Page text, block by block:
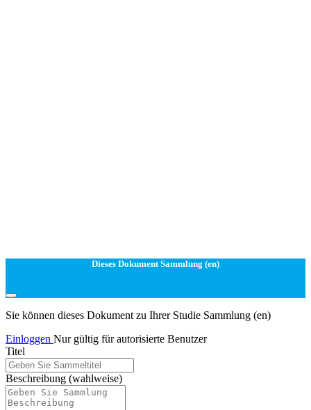
Dieses Dokument Sammlung (en)
Sie können dieses Dokument zu Ihrer Studie Sammlung (en)
Einloggen Nur gültig für autorisierte Benutzer
Titel
Beschreibung (wahlweise)